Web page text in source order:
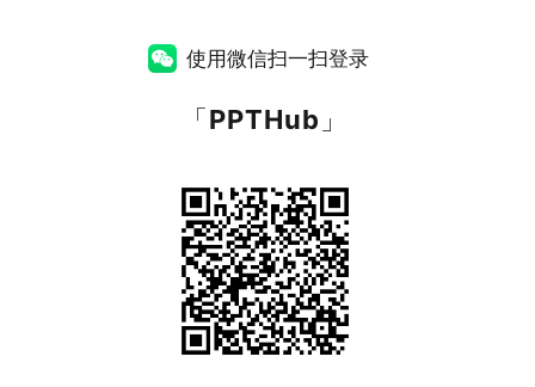
使用微信扫一扫登录
「PPTHub 」